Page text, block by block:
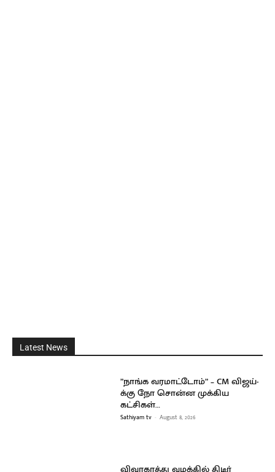
Latest News
”நாங்க வரமாட்டோம்” – CM விஜய்-
க்கு நோ சொன்ன முக்கிய
கட்சிகள்…
Sathiyam tv - August 8, 2026